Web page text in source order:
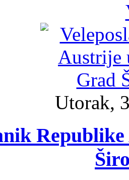
Utorak,